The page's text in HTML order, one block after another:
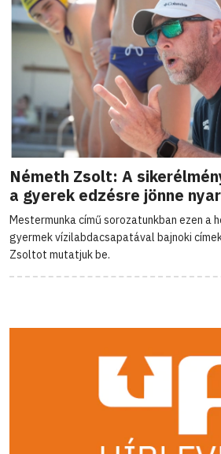
Németh Zsolt: A
a gyerek edzésre jönne
Mestermunka című sorozatunkban ezen a
gyermek vízilabdacsapatával bajnoki
Zsoltot mutatjuk be.